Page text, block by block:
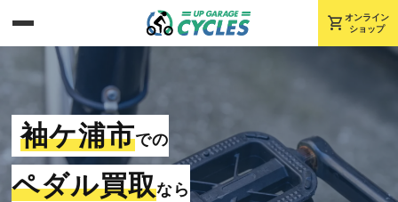
shopping_cart オンライン
ショップ
袖ケ浦市での
ペダル買取なら